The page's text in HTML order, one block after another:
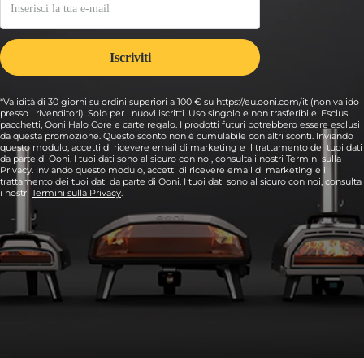
*Validità di 30 giorni su ordini superiori a 100 € su https://eu.ooni.com/it (non valido
presso i rivenditori). Solo per i nuovi iscritti. Uso singolo e non trasferibile. Esclusi
pacchetti, Ooni Halo Core e carte regalo. I prodotti futuri potrebbero essere esclusi
da questa promozione. Questo sconto non è cumulabile con altri sconti. Inviando
questo modulo, accetti di ricevere email di marketing e il trattamento dei tuoi dati
da parte di Ooni. I tuoi dati sono al sicuro con noi, consulta i nostri Termini sulla
Privacy. Inviando questo modulo, accetti di ricevere email di marketing e il
trattamento dei tuoi dati da parte di Ooni. I tuoi dati sono al sicuro con noi, consulta
i nostri Termini sulla Privacy.